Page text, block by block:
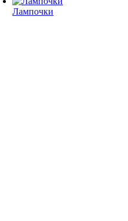
Лампочки